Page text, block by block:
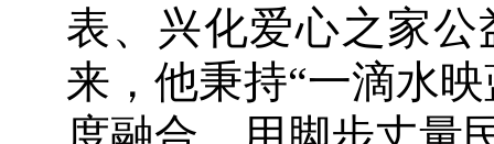
表、兴化爱心之家
来，他秉持“一滴水